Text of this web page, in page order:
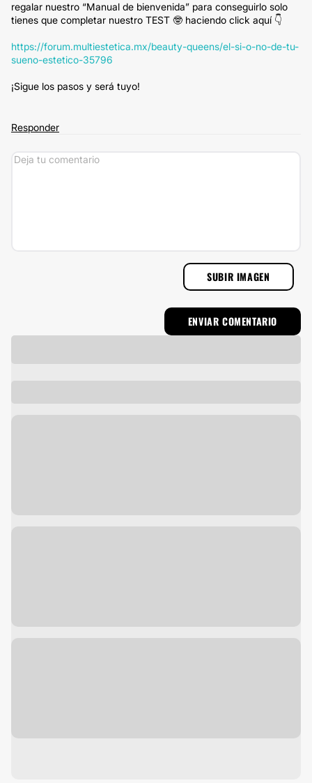
regalar nuestro “Manual de bienvenida” para conseguirlo solo
tienes que completar nuestro TEST 🤓 haciendo click aquí 👇
https://forum.multiestetica.mx/beauty-queens/el-si-o-no-de-tu-
sueno-estetico-35796
¡Sigue los pasos y será tuyo!
Responder
SUBIR IMAGEN